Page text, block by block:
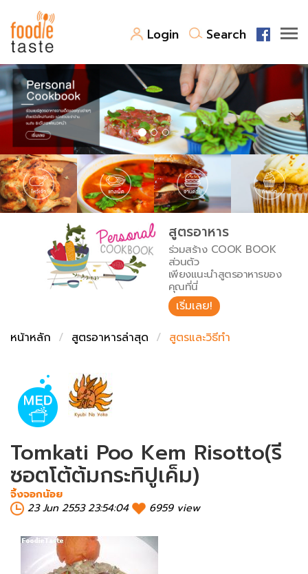
Login Search
สูตรอาหาร
สูตรอาหารล่าสุด
Top Foodie
พาไปชิม
สารพันก้นครัว
เคล็ดลับน่ารู้
เปรียบเทียบหน่วยการตวง
เปรียบเทียบอุณหภูมิ
เปรียบเทียบน้ำหนักวัตถุดิบ
FoodPedia
สร้าง Cookbook
สูตรอาหาร
ร่วมสร้าง COOK BOOK
ส่วนตัว
เพียงแนะนำสูตรอาหารของ
คุณที่นี่
เริ่มเลย!
หน้าหลัก
สูตรอาหารล่าสุด สูตรและวิธีทำ
Tomkati Poo Kem Risotto(รี
ซอตโต้ต้มกระทิปูเค็ม)
จิ้งจอกน้อย
23 Jun 2553 23:54:04
6959 view